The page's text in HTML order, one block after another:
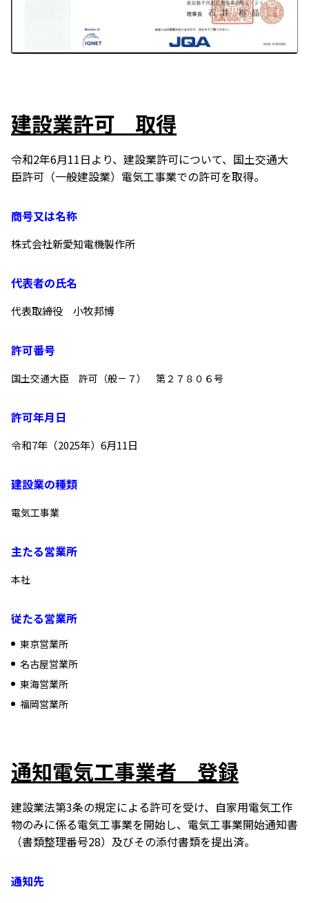
建設業許可　取得
令和2年6月11日より、建設業許可について、国土交通大
臣許可（一般建設業）電気工事業での許可を取得。
商号又は名称
株式会社新愛知電機製作所
代表者の氏名
代表取締役　小牧邦博
許可番号
国土交通大臣　許可（般－７）　第２７８０６号
許可年月日
令和7年（2025年）6月11日
建設業の種類
電気工事業
主たる営業所
本社
従たる営業所
東京営業所
名古屋営業所
東海営業所
福岡営業所
通知電気工事業者　登録
建設業法第3条の規定による許可を受け、自家用電気工作
物のみに係る電気工事業を開始し、電気工事業開始通知書
（書類整理番号28）及びその添付書類を提出済。
通知先